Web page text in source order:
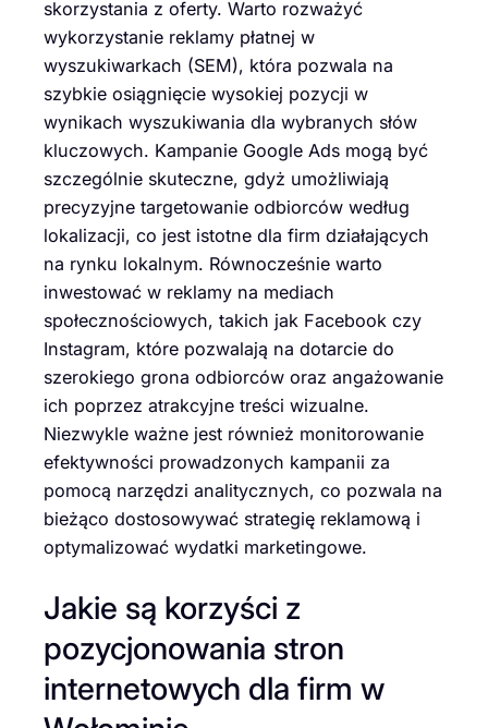
skorzystania z oferty. Warto rozważyć
wykorzystanie reklamy płatnej w
wyszukiwarkach (SEM), która pozwala na
szybkie osiągnięcie wysokiej pozycji w
wynikach wyszukiwania dla wybranych słów
kluczowych. Kampanie Google Ads mogą być
szczególnie skuteczne, gdyż umożliwiają
precyzyjne targetowanie odbiorców według
lokalizacji, co jest istotne dla firm działających
na rynku lokalnym. Równocześnie warto
inwestować w reklamy na mediach
społecznościowych, takich jak Facebook czy
Instagram, które pozwalają na dotarcie do
szerokiego grona odbiorców oraz angażowanie
ich poprzez atrakcyjne treści wizualne.
Niezwykle ważne jest również monitorowanie
efektywności prowadzonych kampanii za
pomocą narzędzi analitycznych, co pozwala na
bieżąco dostosowywać strategię reklamową i
optymalizować wydatki marketingowe.
Jakie są korzyści z
pozycjonowania stron
internetowych dla firm w